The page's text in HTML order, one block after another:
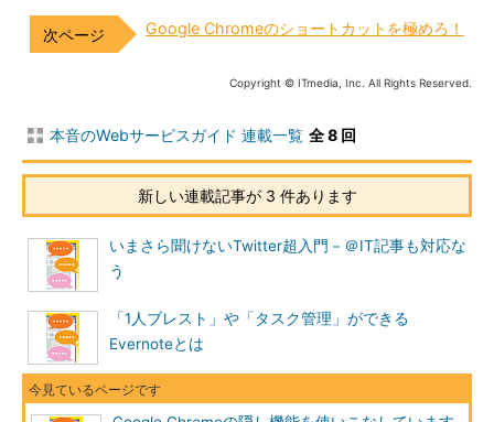
Google Chromeのショートカットを極めろ！
Copyright © ITmedia, Inc. All Rights Reserved.
本音のWebサービスガイド 連載一覧 全 8 回
新しい連載記事が 3 件あります
いまさら聞けないTwitter超入門－＠IT記事も対応な
う
「1人ブレスト」や「タスク管理」ができる
Evernoteとは